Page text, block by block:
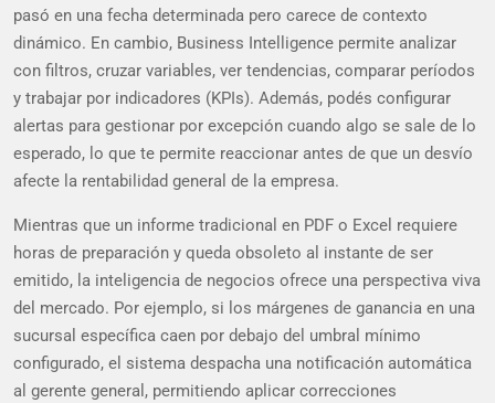
pasó en una fecha determinada pero carece de contexto
dinámico. En cambio, Business Intelligence permite analizar
con filtros, cruzar variables, ver tendencias, comparar períodos
y trabajar por indicadores (KPIs). Además, podés configurar
alertas para gestionar por excepción cuando algo se sale de lo
esperado, lo que te permite reaccionar antes de que un desvío
afecte la rentabilidad general de la empresa.
Mientras que un informe tradicional en PDF o Excel requiere
horas de preparación y queda obsoleto al instante de ser
emitido, la inteligencia de negocios ofrece una perspectiva viva
del mercado. Por ejemplo, si los márgenes de ganancia en una
sucursal específica caen por debajo del umbral mínimo
configurado, el sistema despacha una notificación automática
al gerente general, permitiendo aplicar correcciones